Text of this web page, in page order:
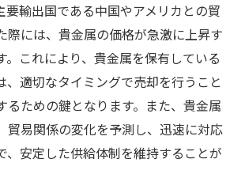
要輸出国である中国やアメリカとの貿
際には、貴金属の価格が急激に上昇す
。これにより、貴金属を保有している
、適切なタイミングで売却を行うこと
るための鍵となります。また、貴金属
貿易関係の変化を予測し、迅速に対応
、安定した供給体制を維持することが